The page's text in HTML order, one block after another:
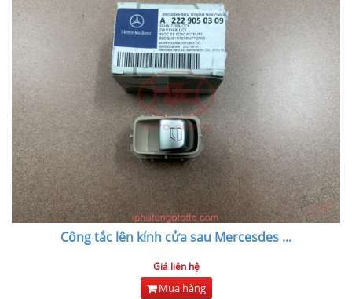
Công tắc lên kính cửa sau Mercesdes ...
Giá liên hệ
Mua hàng